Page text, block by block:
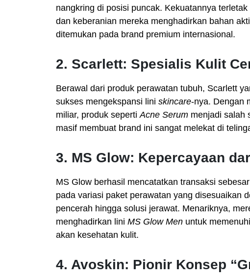
nangkring di posisi puncak. Kekuatannya
dan keberanian mereka menghadirkan bahan
ditemukan pada brand premium internasional.
2. Scarlett: Spesialis Kulit
Berawal dari produk perawatan tubuh, Scarlett
sukses mengekspansi lini skincare-nya. Dengan
miliar, produk seperti Acne Serum menjadi salah
masif membuat brand ini sangat melekat di
3. MS Glow: Kepercayaan
MS Glow berhasil mencatatkan transaksi
pada variasi paket perawatan yang disesuaikan
pencerah hingga solusi jerawat. Menariknya,
menghadirkan lini MS Glow Men untuk
akan kesehatan kulit.
4. Avoskin: Pionir Konsep